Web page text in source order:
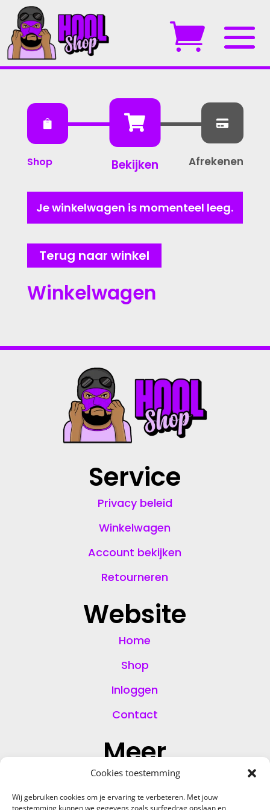
Cookies toestemming
Wij gebruiken cookies om je ervaring te verbeteren. Met jouw
toestemming kunnen we gegevens zoals surfgedrag opslaan en

Bekijken

Shop

Afrekenen
Je winkelwagen is momenteel leeg.
Terug naar winkel
Winkelwagen
Service
Privacy beleid
Winkelwagen
Account bekijken
Retourneren
Website
Home
Shop
Inloggen
Contact
Meer
E-mail:info@hoolshop.nl